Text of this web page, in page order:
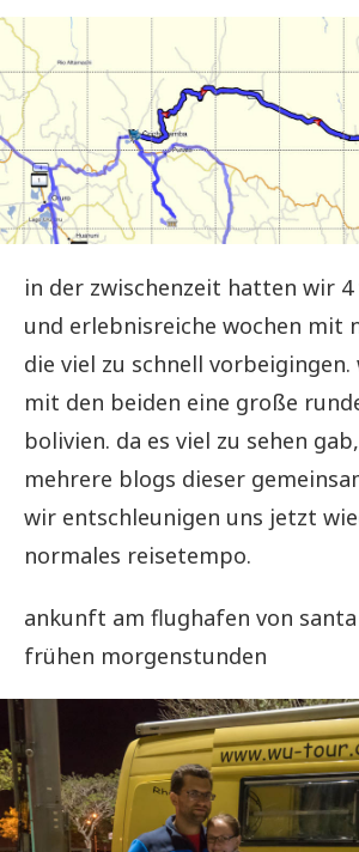
in der zwischenzeit hatten wir
und erlebnisreiche wochen mit
die viel zu schnell
mit den beiden eine große
bolivien. da es viel zu sehen
mehrere blogs dieser
wir entschleunigen uns jetzt
normales reisetempo.
ankunft am flughafen von
frühen morgenstunden